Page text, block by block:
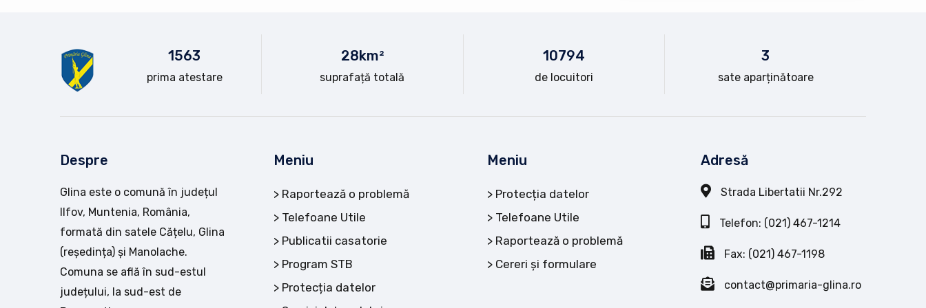
1563
prima atestare
28km²
suprafață totală
10794
de locuitori
3
sate aparținătoare
Despre
Glina este o comună în județul
Ilfov, Muntenia, România,
formată din satele Cățelu, Glina
(reședința) și Manolache.
Comuna se află în sud-estul
județului, la sud-est de
Meniu
Raportează o problemă
Telefoane Utile
Publicatii casatorie
Program STB
Protecția datelor
Meniu
Protecția datelor
Telefoane Utile
Raportează o problemă
Cereri și formulare
Adresă
Strada Libertatii Nr.292
Telefon: (021) 467-1214
Fax: (021) 467-1198
contact@primaria-glina.ro